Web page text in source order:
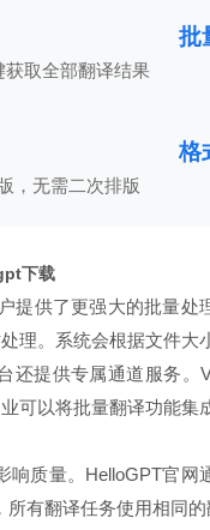
批
取全部翻译结果
格
，无需二次排版
下载
提供了更强大的批量处
理。系统会根据文件
还提供专属通道服务
可以将批量翻译功能
响质量。HelloGPT官
所有翻译任务使用相同